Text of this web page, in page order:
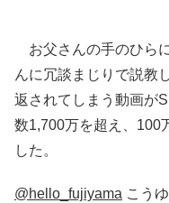
お父さんの手のひら
んに冗談まじりで説教
返されてしまう動画が
数1,700万を超え、100
した。
@hello_fujiyama こう